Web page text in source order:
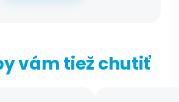
vám tiež chutiť